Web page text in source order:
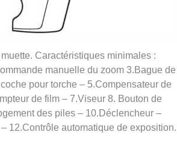
Caractéristiques minimales :
manuelle du zoom 3.Bague de
pour torche – 5.Compensateur de
de film – 7.Viseur 8. Bouton de
des piles – 10.Déclencheur –
12.Contrôle automatique de exposition.